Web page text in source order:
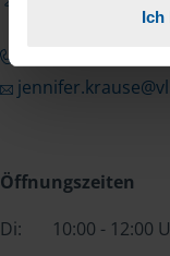
Ich
Öffnungszeiten
Di:
10:00 - 12:00